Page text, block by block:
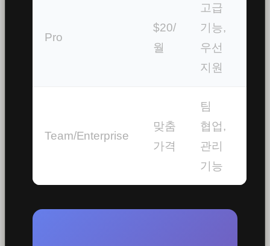
Pro
$20/
월
고급
기능,
우선
지원
Team/Enterprise
맞춤
가격
팀
협업,
관리
기능